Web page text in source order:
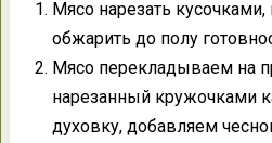
Мясо нарезать кусочками,
обжарить до полу
Мясо перекладываем на
нарезанный кружочками
духовку, добавляем